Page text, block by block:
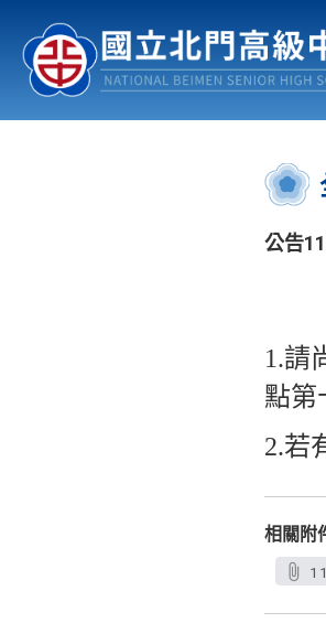
認識北中 行事曆
:::
公告
1.請
點第
2.若
相關附